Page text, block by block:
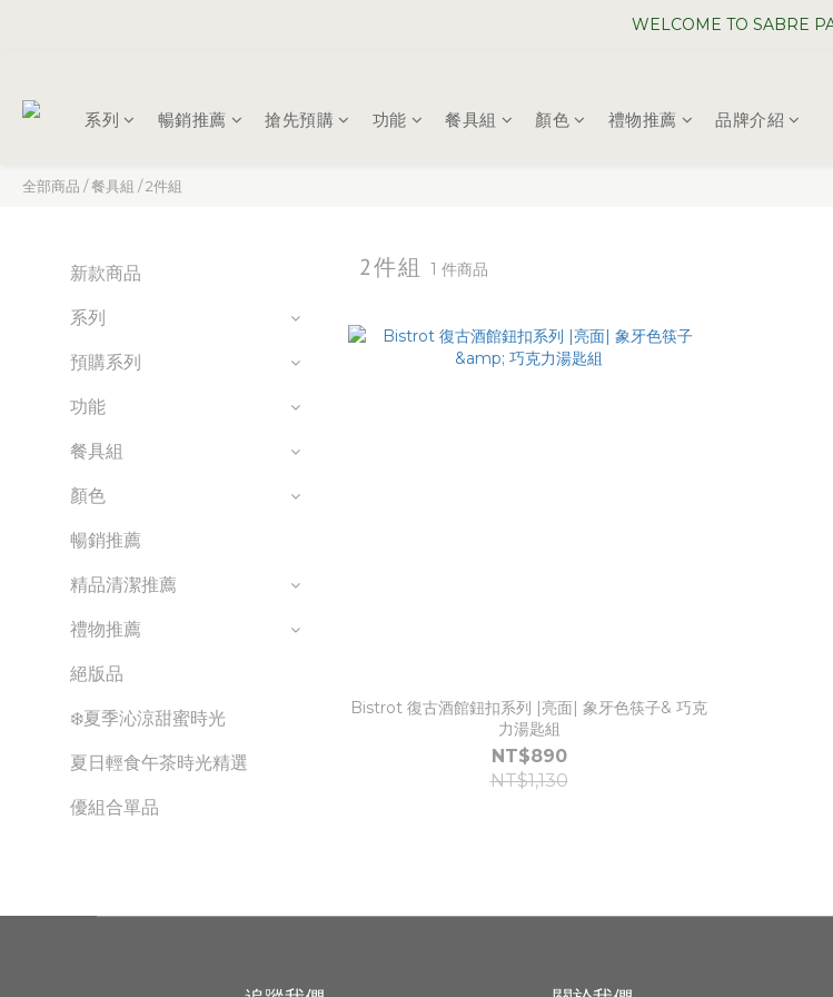
WELCOME TO SABRE
WELCOME TO SABRE
WELCOME TO SABRE
系列 暢銷推薦 搶先預購 功能 餐具組 顏色 禮物推薦 品牌介紹
全部商品 /餐具組 /2件組
新款商品
系列
預購系列
功能
餐具組
顏色
暢銷推薦
精品清潔推薦
禮物推薦
絕版品
❄️夏季沁涼甜蜜時光
夏日輕食午茶時光精選
優組合單品
2件組1 件商品
Bistrot 復古酒館鈕扣系列 |亮面| 象牙色筷子& 巧克
力湯匙組
NT$890
NT$1,130